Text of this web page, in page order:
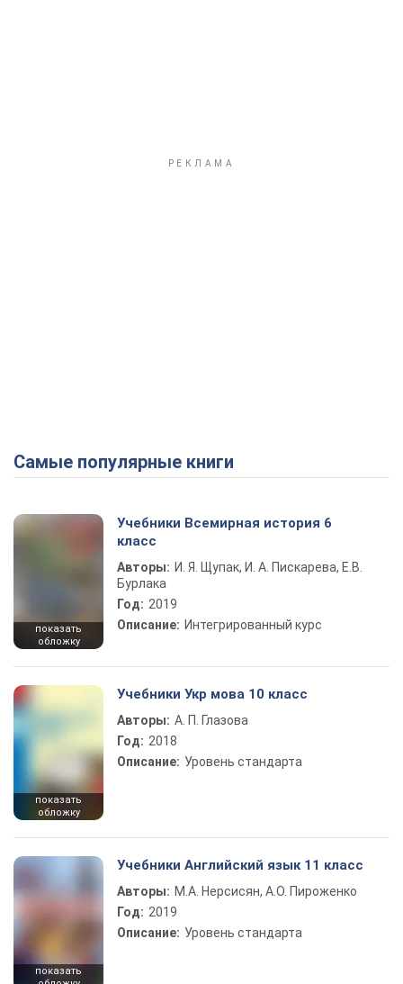
Самые популярные книги
показать
обложку
Учебники Всемирная история 6
класс
Авторы: И. Я. Щупак, И. А. Пискарева, Е.В.
Бурлака
Год: 2019
Описание: Интегрированный курс
показать
обложку
Учебники Укр мова 10 класс
Авторы: А. П. Глазова
Год: 2018
Описание: Уровень стандарта
показать
Учебники Английский язык 11 класс
Авторы: М.А. Нерсисян, А.О. Пироженко
Год: 2019
Описание: Уровень стандарта